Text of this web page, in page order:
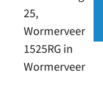
25,
Wormerveer
1525RG in
Wormerveer